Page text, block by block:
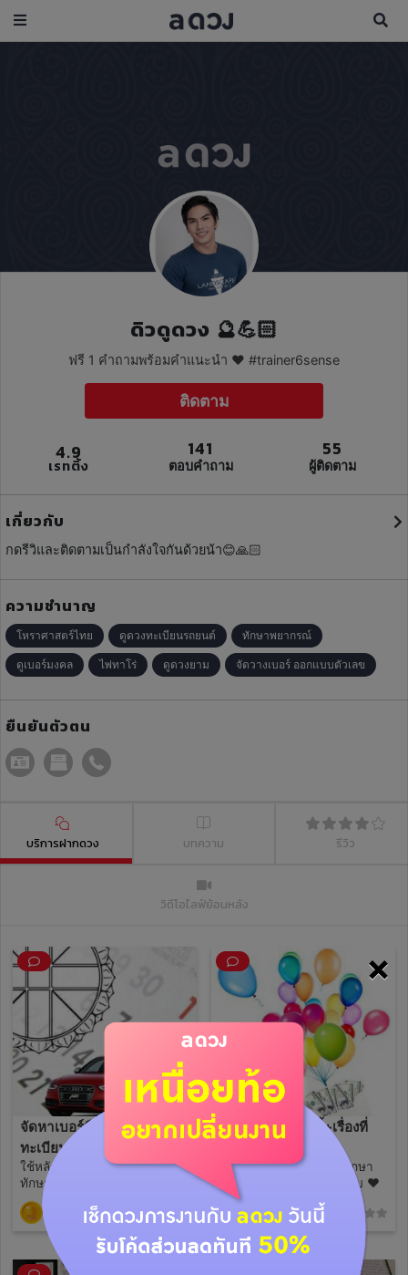
×
ดิวดูดวง 🔮💪🏻
ฟรี 1 คำถามพร้อมคำแนะนำ ❤ #trainer6sense
ติดตาม
4.9
เรทติ้ง
141
ตอบคำถาม
55
ผู้ติดตาม
เกี่ยวกับ
กดรีวิและติดตามเป็นกำลังใจกันด้วยน้า😊🙏🏻
ความชำนาญ
โหราศาสตร์ไทย ดูดวงทะเบียนรถยนต์ ทักษาพยากรณ์
ดูเบอร์มงคล ไพ่ทาโร่ ดูดวงยาม จัดวางเบอร์ ออกแบบตัวเลข
ยืนยันตัวตน
บริการฝากดวง บทความ รีวิว
วิดีโอไลฟ์ย้อนหลัง
จัดหาเบอร์มือถือและป้าย
ทะเบียนรถมงคล เฉพาะคุณ
🌟
ใช้หลักโหราศาสตร์ไทยและ
ทักษาพยากรณ์ ราคานี้ไม่รวม
ค่าเบอร์และป้ายทะเบียนนะครับ
🚨
(0)
ความสำเร็จในปีนี้+เรื่องที่
ใช้โหราศาสตร์ไทยและทักษา
พยากรณ์ในการทำนายครับ ❤
99 (0)